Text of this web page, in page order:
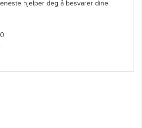
hjelper deg å besvarer dine